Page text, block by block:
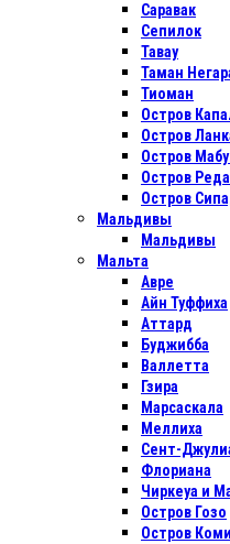
Саравак
Сепилок
Тавау
Таман
Тиоман
Остров
Остров
Остров
Остров
Остров
Мальдивы
Мальдивы
Мальта
Авре
Айн Туффиха
Аттард
Буджибба
Валлетта
Гзира
Марсаскала
Меллиха
Сент-
Флориана
Чиркеуа и
Остров Гозо
Остров